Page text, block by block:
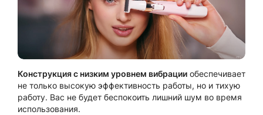
Конструкция с низким уровнем вибрации обеспечивает
не только высокую эффективность работы, но и тихую
работу. Вас не будет беспокоить лишний шум во время
использования.